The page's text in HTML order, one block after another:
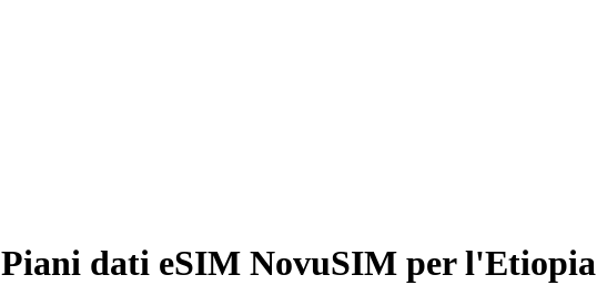
Piani dati eSIM NovuSIM per l'Etiopia